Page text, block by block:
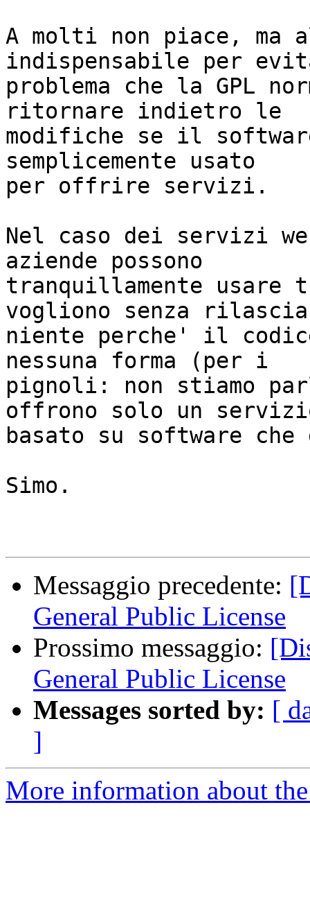
A molti non piace, ma
indispensabile per
problema che la GPL
ritornare indietro le
modifiche se il
semplicemente usato
per offrire servizi.
Nel caso dei servizi
aziende possono
tranquillamente usare
vogliono senza
niente perche' il
nessuna forma (per i
pignoli: non stiamo
offrono solo un
basato su software
Simo.
Messaggio precedente:
General Public License
Prossimo messaggio:
General Public License
Messages sorted by: [
]
More information about